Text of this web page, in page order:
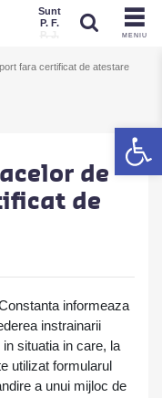
MENIU
Sunt
P. F.
P. J.
fara certificat de atestare
de
de
informeaza
instrainarii
situatia in care, la
utilizat formularul
a unui mijloc de